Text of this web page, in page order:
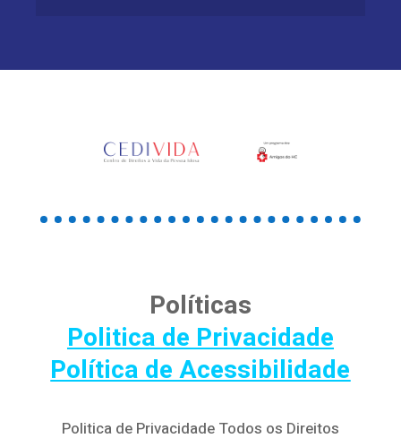
Políticas
Politica de Privacidade
Política de Acessibilidade
Politica de Privacidade Todos os Direitos